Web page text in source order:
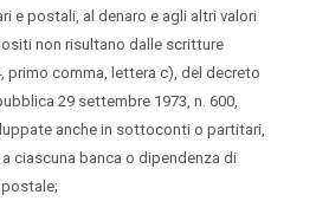
e postali, al denaro e agli altri valori
non risultano dalle scritture
primo comma, lettera c), del decreto
29 settembre 1973, n. 600,
anche in sottoconti o partitari,
ciascuna banca o dipendenza di